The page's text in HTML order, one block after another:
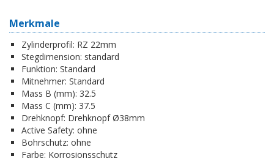
Merkmale
Zylinderprofil: RZ 22mm
Stegdimension: standard
Funktion: Standard
Mitnehmer: Standard
Mass B (mm): 32.5
Mass C (mm): 37.5
Drehknopf: Drehknopf Ø38mm
Active Safety: ohne
Bohrschutz: ohne
Farbe: Korrosionsschutz